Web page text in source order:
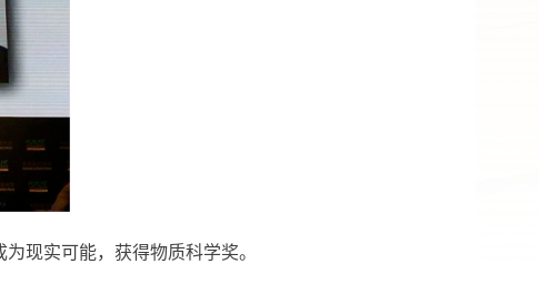
现实可能，获得物质科学奖。